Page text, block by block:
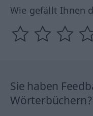
Wie gefällt Ihnen
Sie haben
Wörterbüchern?